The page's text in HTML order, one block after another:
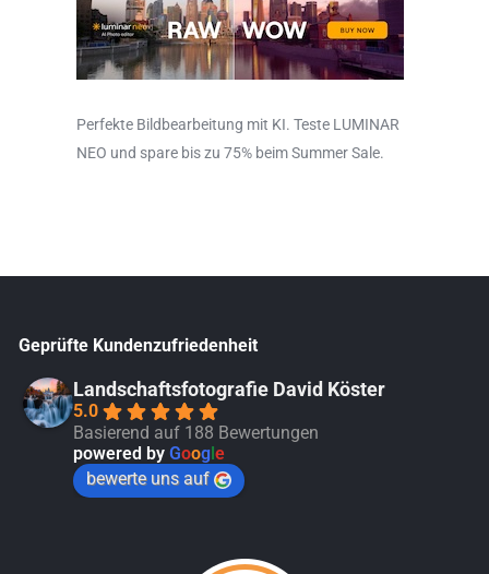
Perfekte Bildbearbeitung mit KI. Teste LUMINAR
NEO und spare bis zu 75% beim Summer Sale.
Geprüfte Kundenzufriedenheit
Landschaftsfotografie David Köster
5.0
Basierend auf 188 Bewertungen
powered by Google
bewerte uns auf